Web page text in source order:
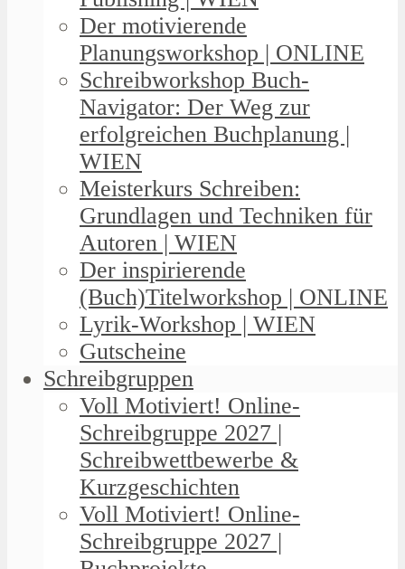
Der motivierende
Planungsworkshop | ONLINE
Schreibworkshop Buch-
Navigator: Der Weg zur
erfolgreichen Buchplanung |
WIEN
Meisterkurs Schreiben:
Grundlagen und Techniken für
Autoren | WIEN
Der inspirierende
(Buch)Titelworkshop | ONLINE
Lyrik-Workshop | WIEN
Gutscheine
Schreibgruppen
Voll Motiviert! Online-
Schreibgruppe 2027 |
Schreibwettbewerbe &
Kurzgeschichten
Voll Motiviert! Online-
Schreibgruppe 2027 |